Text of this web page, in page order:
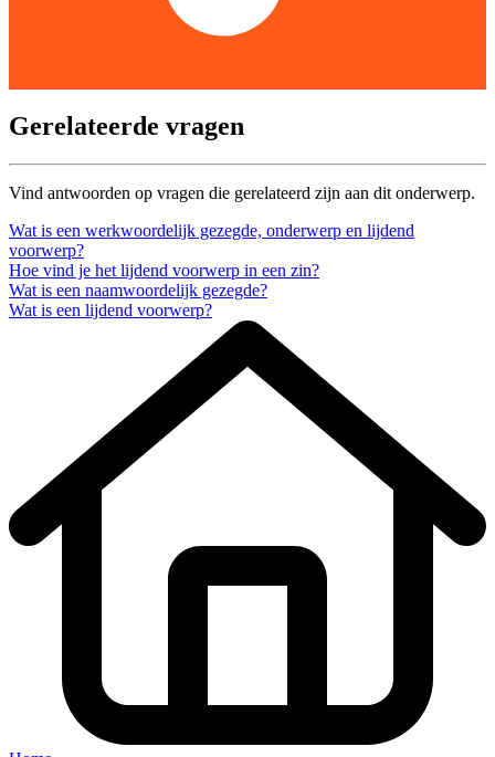
Gerelateerde vragen
Vind antwoorden op vragen die gerelateerd zijn aan dit onderwerp.
Wat is een werkwoordelijk gezegde, onderwerp en lijdend
voorwerp?
Hoe vind je het lijdend voorwerp in een zin?
Wat is een naamwoordelijk gezegde?
Wat is een lijdend voorwerp?